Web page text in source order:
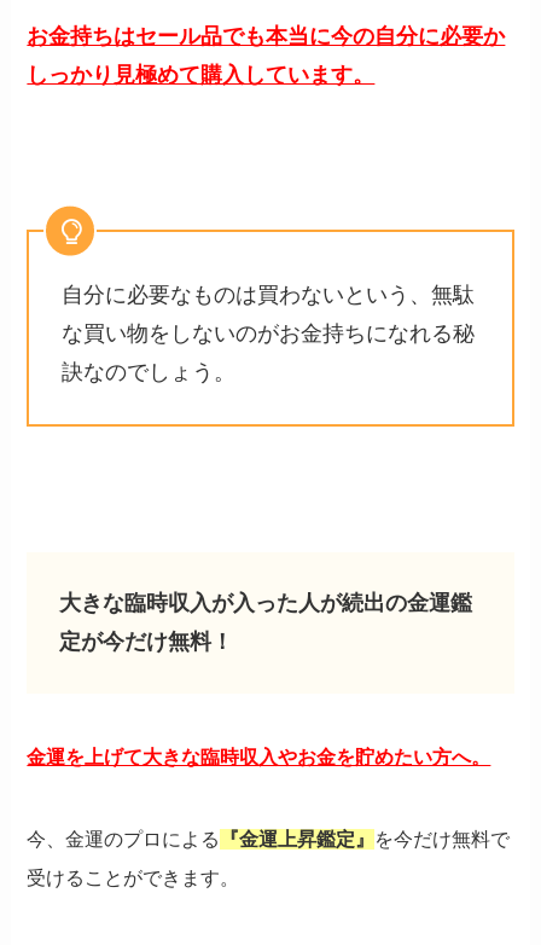
お金持ちはセール品でも本当に今の自分に必要か
しっかり見極めて購入しています。
自分に必要なものは買わないという、無駄
な買い物をしないのがお金持ちになれる秘
訣なのでしょう。
大きな臨時収入が入った人が続出の金運鑑
定が今だけ無料！
金運を上げて大きな臨時収入やお金を貯めたい方へ。
今、金運のプロによる 『金運上昇鑑定』 を今だけ無料で
受けることができます。